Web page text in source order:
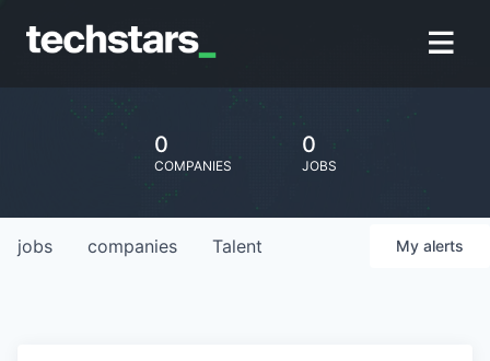
0
COMPANIES
0
JOBS
jobs companies Talent My alerts